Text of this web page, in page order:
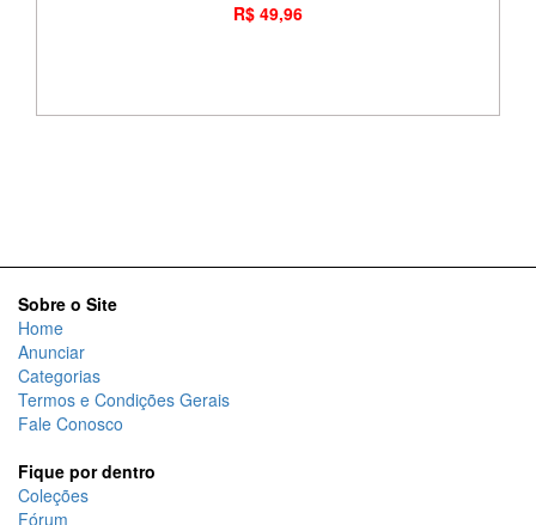
R$ 49,96
Sobre o Site
Home
Anunciar
Categorias
Termos e Condições Gerais
Fale Conosco
Fique por dentro
Coleções
Fórum